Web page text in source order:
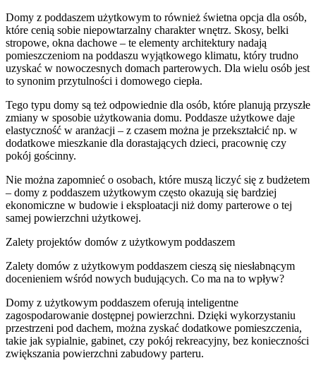
Domy z poddaszem użytkowym to również świetna opcja dla osób,
które cenią sobie niepowtarzalny charakter wnętrz. Skosy, belki
stropowe, okna dachowe – te elementy architektury nadają
pomieszczeniom na poddaszu wyjątkowego klimatu, który trudno
uzyskać w nowoczesnych domach parterowych. Dla wielu osób jest
to synonim przytulności i domowego ciepła.
Tego typu domy są też odpowiednie dla osób, które planują przyszłe
zmiany w sposobie użytkowania domu. Poddasze użytkowe daje
elastyczność w aranżacji – z czasem można je przekształcić np. w
dodatkowe mieszkanie dla dorastających dzieci, pracownię czy
pokój gościnny.
Nie można zapomnieć o osobach, które muszą liczyć się z budżetem
– domy z poddaszem użytkowym często okazują się bardziej
ekonomiczne w budowie i eksploatacji niż domy parterowe o tej
samej powierzchni użytkowej.
Zalety projektów domów z użytkowym poddaszem
Zalety domów z użytkowym poddaszem cieszą się niesłabnącym
docenieniem wśród nowych budujących. Co ma na to wpływ?
Domy z użytkowym poddaszem oferują inteligentne
zagospodarowanie dostępnej powierzchni. Dzięki wykorzystaniu
przestrzeni pod dachem, można zyskać dodatkowe pomieszczenia,
takie jak sypialnie, gabinet, czy pokój rekreacyjny, bez konieczności
zwiększania powierzchni zabudowy parteru.